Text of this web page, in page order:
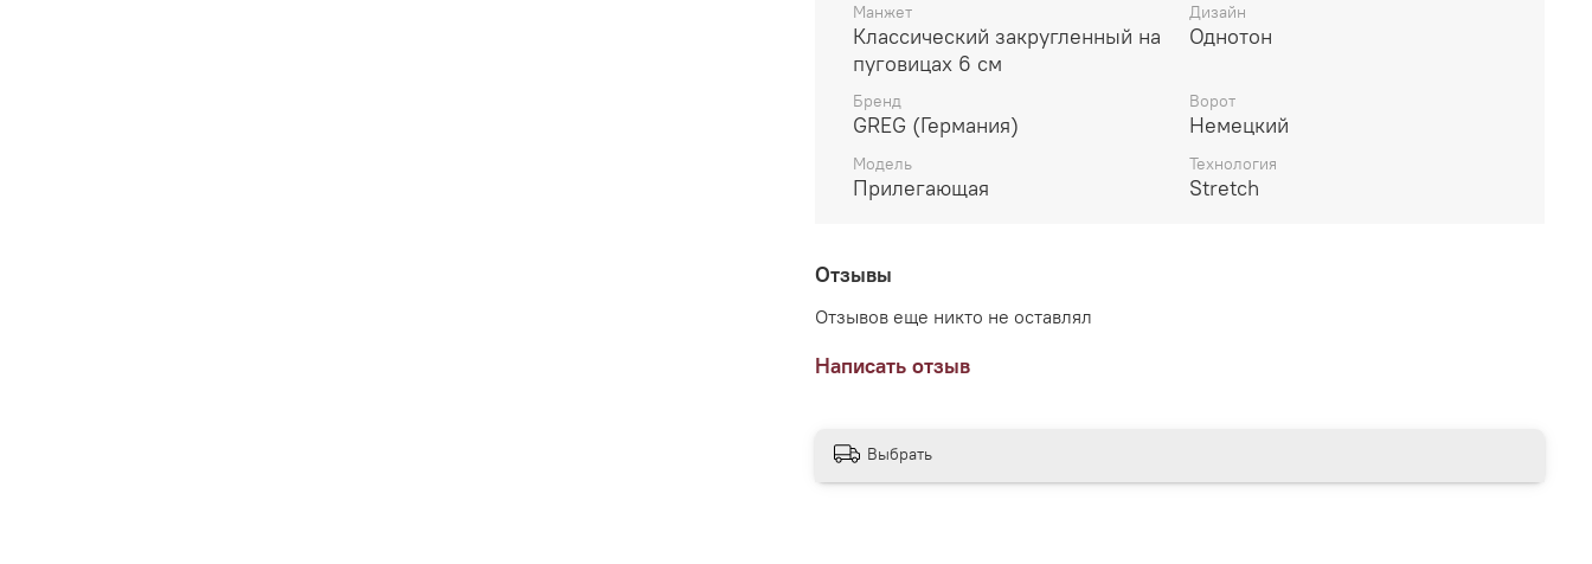
Манжет
Классический закругленный на
пуговицах 6 см
Дизайн
Однотон
Бренд
GREG (Германия)
Ворот
Немецкий
Модель
Прилегающая
Технология
Stretch
Отзывы
Отзывов еще никто не оставлял
Написать отзыв
Выбрать